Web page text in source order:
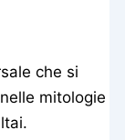
che si
mitologie